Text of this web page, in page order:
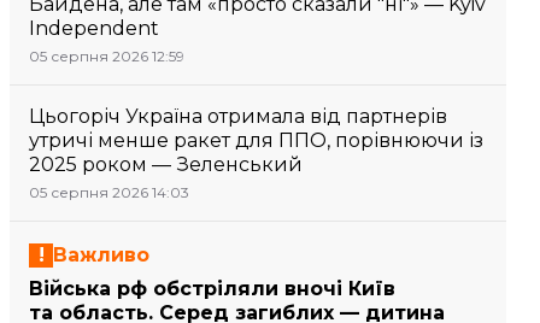
Independent
05 серпня 2026 12:59
Цьогоріч Україна отримала від партнерів
утричі менше ракет для ППО, порівнюючи із
2025 роком — Зеленський
05 серпня 2026 14:03
Важливо
Війська рф обстріляли вночі Київ
та область. Серед загиблих — дитина